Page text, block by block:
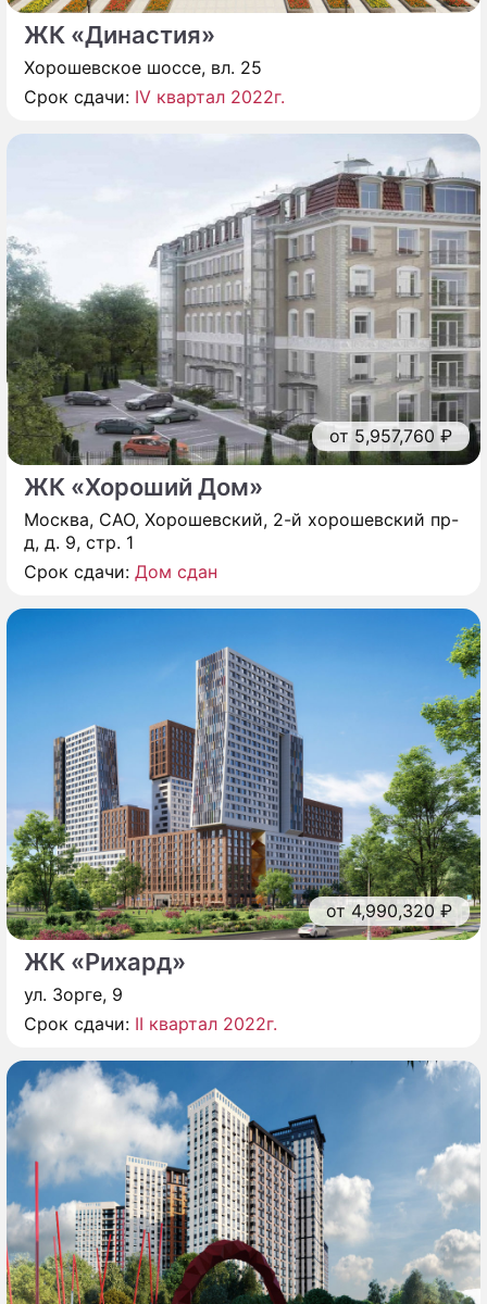
ЖК «Династия»
Хорошевское шоссе, вл. 25
Срок сдачи: IV квартал 2022г.
от 5,957,760 ₽
ЖК «Хороший Дом»
Москва, САО, Хорошевский, 2-й хорошевский пр-
д, д. 9, стр. 1
Срок сдачи: Дом сдан
от 4,990,320 ₽
ЖК «Рихард»
ул. Зорге, 9
Срок сдачи: II квартал 2022г.